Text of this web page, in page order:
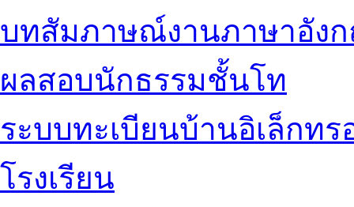
บทสัมภาษณ์งานภาษาอัง
ผลสอบนักธรรมชั้นโท
ระบบทะเบียนบ้านอิเล็กท
โรงเรียน